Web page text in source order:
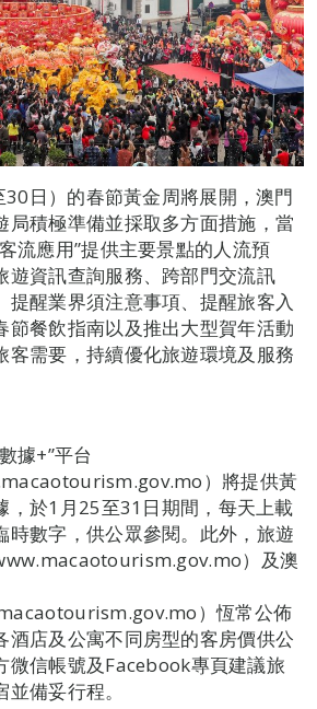
日）的春節黃金周將展開，澳門
局積極準備並採取多方面措施，當
流應用”提供主要景點的人流預
遊資訊查詢服務、跨部門交流訊
提醒業界須注意事項、提醒旅客入
節餐飲指南以及推出大型賀年活動
客需要，持續優化旅遊環境及服務
據+”平台
）將提供黃
，於1月25至31日期間，每天上載
時數字，供公眾參閱。此外，旅遊
）及澳
）恆常公佈
酒店及公寓不同房型的客房價供公
微信帳號及Facebook專頁建議旅
備妥行程。